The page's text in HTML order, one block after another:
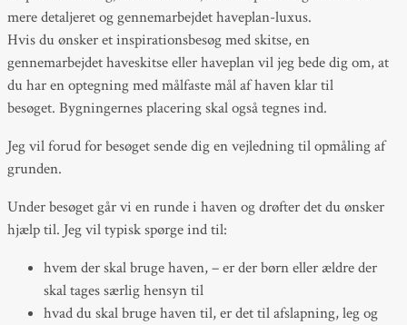
mere detaljeret og gennemarbejdet haveplan-luxus.
Hvis du ønsker et inspirationsbesøg med skitse, en
gennemarbejdet haveskitse eller haveplan vil jeg bede dig om, at
du har en optegning med målfaste mål af haven klar til
besøget. Bygningernes placering skal også tegnes ind.
Jeg vil forud for besøget sende dig en vejledning til opmåling af
grunden.
Under besøget går vi en runde i haven og drøfter det du ønsker
hjælp til. Jeg vil typisk spørge ind til:
hvem der skal bruge haven, – er der børn eller ældre der
skal tages særlig hensyn til
hvad du skal bruge haven til, er det til afslapning, leg og